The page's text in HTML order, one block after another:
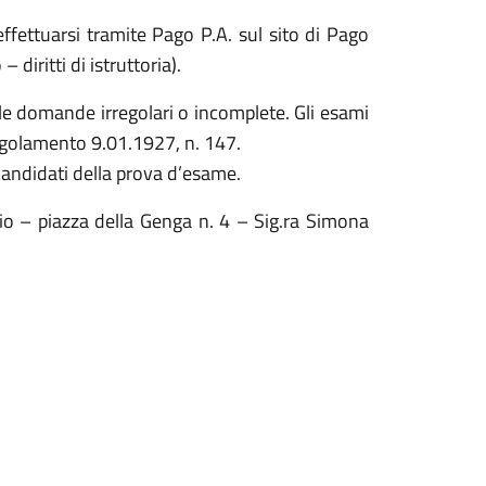
tramite Pago P.A. sul sito di Pago
– diritti di istruttoria).
domande irregolari o incomplete. Gli esami
9.01.1927, n. 147.
della prova d’esame.
– piazza della Genga n. 4 – Sig.ra Simona